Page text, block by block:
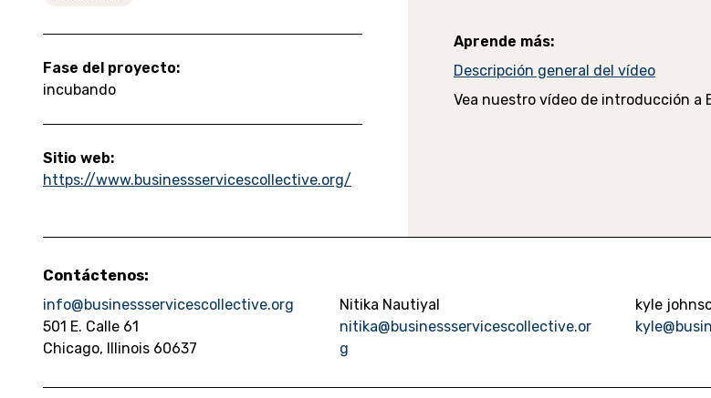
Fase del proyecto:
incubando
Sitio web:
https://www.businessservicescollective.org/
Aprende más:
Descripción general del vídeo
Vea nuestro vídeo de introducción a
Contáctenos:
info@businessservicescollective.org
501 E. Calle 61
Chicago, Illinois 60637
Nitika Nautiyal
nitika@businessservicescollective.or
g
kyle